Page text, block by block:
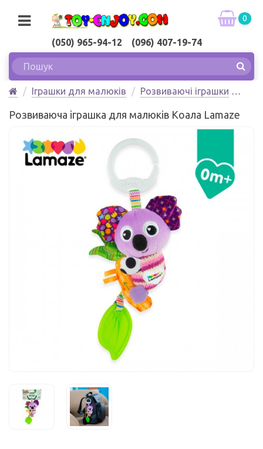
(050) 965-94-12 (096) 407-19-74
0
Іграшки для малюків
Розвиваючі іграшки
Розвиваюча іграшка для малюків Коала Lamaze